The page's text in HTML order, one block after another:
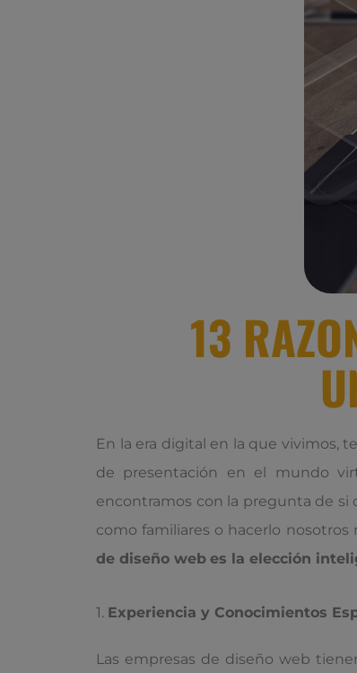
13
En la era digital en la que vivimos,
de presentación en el mundo
encontramos con la pregunta de si
como familiares o hacerlo nosotros
de diseño web es la elección
1. Experiencia y Conocimientos
Las empresas de diseño web